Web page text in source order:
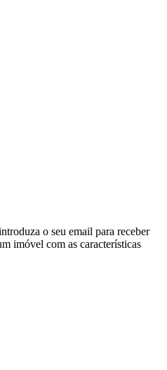
o seu email para receber
imóvel com as características